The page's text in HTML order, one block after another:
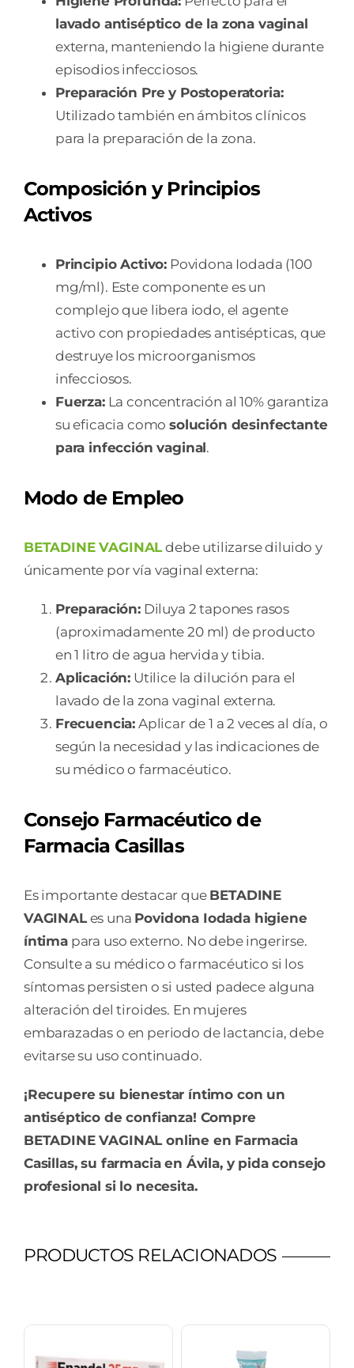
lavado antiséptico de la zona vaginal
externa, manteniendo la higiene durante
episodios infecciosos.
Preparación Pre y Postoperatoria:
Utilizado también en ámbitos clínicos
para la preparación de la zona.
Composición y Principios
Activos
Principio Activo: Povidona Iodada (100
mg/ml). Este componente es un
complejo que libera iodo, el agente
activo con propiedades antisépticas, que
destruye los microorganismos
infecciosos.
Fuerza:La concentración al 10% garantiza
su eficacia comosolución desinfectante
para infección vaginal.
Modo de Empleo
BETADINE VAGINALdebe utilizarse diluido y
únicamente por vía vaginal externa:
Preparación:Diluya 2 tapones rasos
(aproximadamente 20 ml) de producto
en 1 litro de agua hervida y tibia.
Aplicación: Utilice la dilución para el
lavado de la zona vaginal externa.
Frecuencia: Aplicar de 1 a 2 veces al día, o
según la necesidad y las indicaciones de
su médico o farmacéutico.
Consejo Farmacéutico de
Farmacia Casillas
Es importante destacar que BETADINE
VAGINALes una Povidona Iodada higiene
íntimapara uso externo. No debe ingerirse.
Consulte a su médico o farmacéutico si los
síntomas persisten o si usted padece alguna
alteración del tiroides. En mujeres
embarazadas o en periodo de lactancia, debe
evitarse su uso continuado.
¡Recupere su bienestar íntimo con un
antiséptico de confianza! Compre
BETADINE VAGINAL online en Farmacia
Casillas, su farmacia en Ávila, y pida consejo
profesional si lo necesita.
PRODUCTOS RELACIONADOS